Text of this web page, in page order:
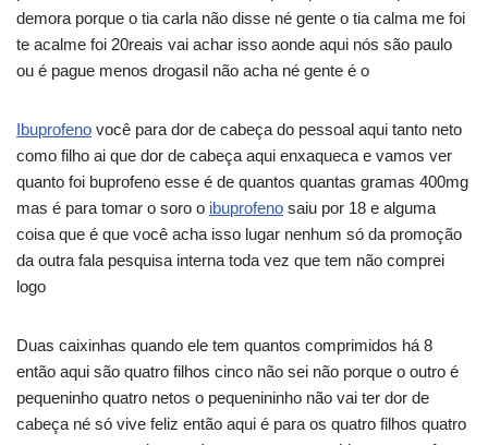
demora porque o tia carla não disse né gente o tia calma me foi
te acalme foi 20reais vai achar isso aonde aqui nós são paulo
ou é pague menos drogasil não acha né gente é o
Ibuprofeno você para dor de cabeça do pessoal aqui tanto neto
como filho ai que dor de cabeça aqui enxaqueca e vamos ver
quanto foi buprofeno esse é de quantos quantas gramas 400mg
mas é para tomar o soro o ibuprofeno saiu por 18 e alguma
coisa que é que você acha isso lugar nenhum só da promoção
da outra fala pesquisa interna toda vez que tem não comprei
logo
Duas caixinhas quando ele tem quantos comprimidos há 8
então aqui são quatro filhos cinco não sei não porque o outro é
pequeninho quatro netos o pequenininho não vai ter dor de
cabeça né só vive feliz então aqui é para os quatro filhos quatro